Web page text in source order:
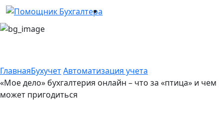
ГлавнаяБухучетАвтоматизация учета
«Мое дело» бухгалтерия онлайн – что за «птица» и чем
может пригодиться